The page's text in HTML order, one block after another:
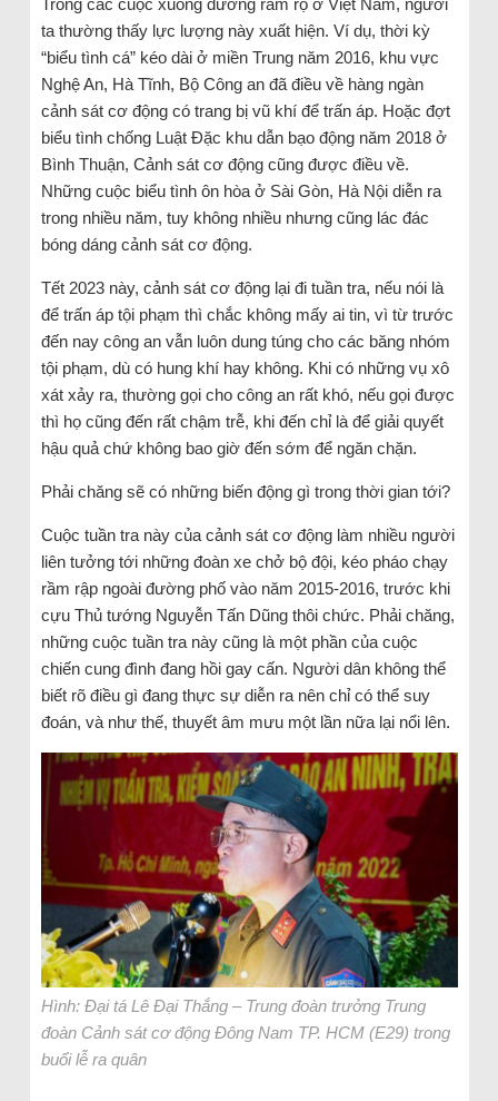
ta thường thấy lực lượng này xuất hiện. Ví dụ, thời kỳ
“biểu tình cá” kéo dài ở miền Trung năm 2016, khu vực
Nghệ An, Hà Tĩnh, Bộ Công an đã điều về hàng ngàn
cảnh sát cơ động có trang bị vũ khí để trấn áp. Hoặc đợt
biểu tình chống Luật Đặc khu dẫn bạo động năm 2018 ở
Bình Thuận, Cảnh sát cơ động cũng được điều về.
Những cuộc biểu tình ôn hòa ở Sài Gòn, Hà Nội diễn ra
trong nhiều năm, tuy không nhiều nhưng cũng lác đác
bóng dáng cảnh sát cơ động.
Tết 2023 này, cảnh sát cơ động lại đi tuần tra, nếu nói là
để trấn áp tội phạm thì chắc không mấy ai tin, vì từ trước
đến nay công an vẫn luôn dung túng cho các băng nhóm
tội phạm, dù có hung khí hay không. Khi có những vụ xô
xát xảy ra, thường gọi cho công an rất khó, nếu gọi được
thì họ cũng đến rất chậm trễ, khi đến chỉ là để giải quyết
hậu quả chứ không bao giờ đến sớm để ngăn chặn.
Phải chăng sẽ có những biến động gì trong thời gian tới?
Cuộc tuần tra này của cảnh sát cơ động làm nhiều người
liên tưởng tới những đoàn xe chở bộ đội, kéo pháo chạy
rầm rập ngoài đường phố vào năm 2015-2016, trước khi
cựu Thủ tướng Nguyễn Tấn Dũng thôi chức. Phải chăng,
những cuộc tuần tra này cũng là một phần của cuộc
chiến cung đình đang hồi gay cấn. Người dân không thể
biết rõ điều gì đang thực sự diễn ra nên chỉ có thể suy
đoán, và như thế, thuyết âm mưu một lần nữa lại nổi lên.
Hình: Đại tá Lê Đại Thắng – Trung đoàn trưởng Trung
đoàn Cảnh sát cơ động Đông Nam TP. HCM (E29) trong
buổi lễ ra quân